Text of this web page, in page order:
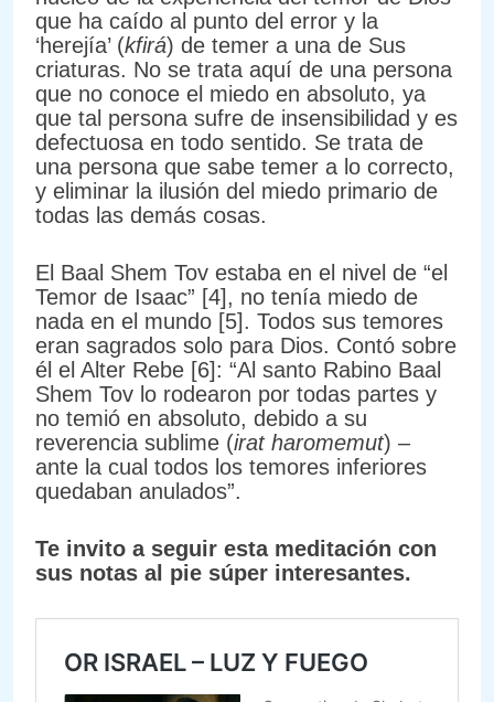
que ha caído al punto del error y la
‘herejía’ (kfirá) de temer a una de Sus
criaturas. No se trata aquí de una persona
que no conoce el miedo en absoluto, ya
que tal persona sufre de insensibilidad y es
defectuosa en todo sentido. Se trata de
una persona que sabe temer a lo correcto,
y eliminar la ilusión del miedo primario de
todas las demás cosas.
El Baal Shem Tov estaba en el nivel de “el
Temor de Isaac” [4], no tenía miedo de
nada en el mundo [5]. Todos sus temores
eran sagrados solo para Dios. Contó sobre
él el Alter Rebe [6]: “Al santo Rabino Baal
Shem Tov lo rodearon por todas partes y
no temió en absoluto, debido a su
reverencia sublime (irat haromemut) –
ante la cual todos los temores inferiores
quedaban anulados”.
Te invito a seguir esta meditación con
sus notas al pie súper interesantes.